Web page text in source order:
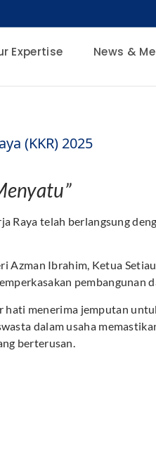
Expertise News &
(KKR) 2025
telah berlangsung
Azman Ibrahim, Ketua
pembangunan
menerima jemputan
dalam usaha
berterusan.